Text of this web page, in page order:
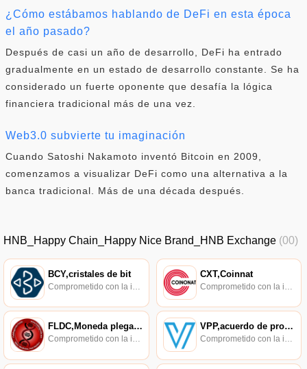
¿Cómo estábamos hablando de DeFi en esta época
el año pasado?
Después de casi un año de desarrollo, DeFi ha entrado
gradualmente en un estado de desarrollo constante. Se ha
considerado un fuerte oponente que desafía la lógica
financiera tradicional más de una vez.
Web3.0 subvierte tu imaginación
Cuando Satoshi Nakamoto inventó Bitcoin en 2009,
comenzamos a visualizar DeFi como una alternativa a la
banca tradicional. Más de una década después.
HNB_Happy Chain_Happy Nice Brand_HNB Exchange (00)
BCY,cristales de bit CXT,Coinnat
FLDC,Moneda plegable
Comprometido con la investigación de políticas en los campos de las nuevas finanzas, las finanzas internacionales y los mercados financieros.
VPP,acuerdo de promesa de valor,VPP
Comprometido con la investigación de políticas en los campos de las nuevas finanzas, las finanzas internacionales y los mercados financieros.